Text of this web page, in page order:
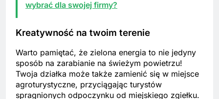
wybrać dla swojej firmy?
Kreatywność na twoim terenie
Warto pamiętać, że zielona energia to nie jedyny
sposób na zarabianie na świeżym powietrzu!
Twoja działka może także zamienić się w miejsce
agroturystyczne, przyciągając turystów
spragnionych odpoczynku od miejskiego zgiełku.